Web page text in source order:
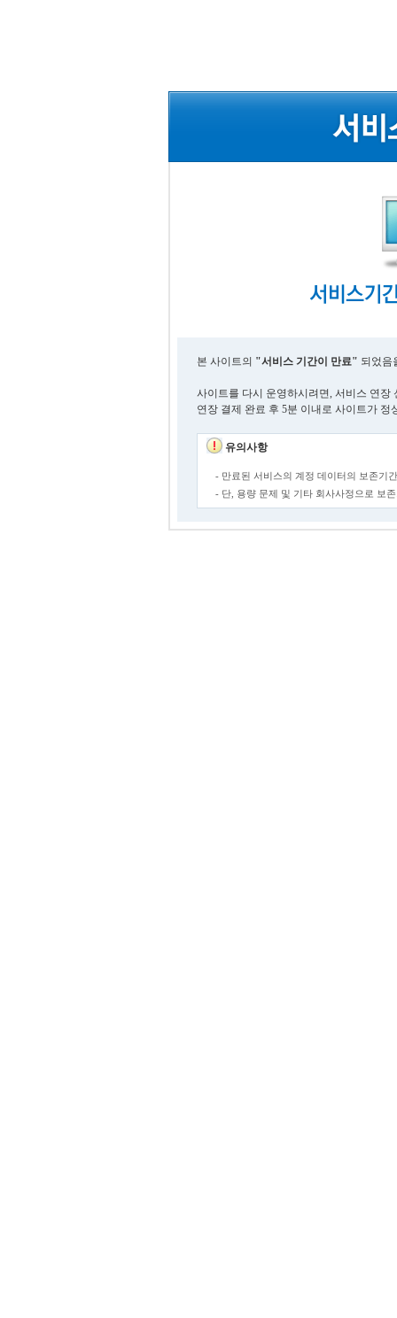
본 사이트의 "서비스 기간이 만료" 되었음
사이트를 다시 운영하시려면, 서비스 연장
연장 결제 완료 후 5분 이내로 사이트가 정
유의사항
- 만료된 서비스의 계정 데이터의 보존기
- 단, 용량 문제 및 기타 회사사정으로 보